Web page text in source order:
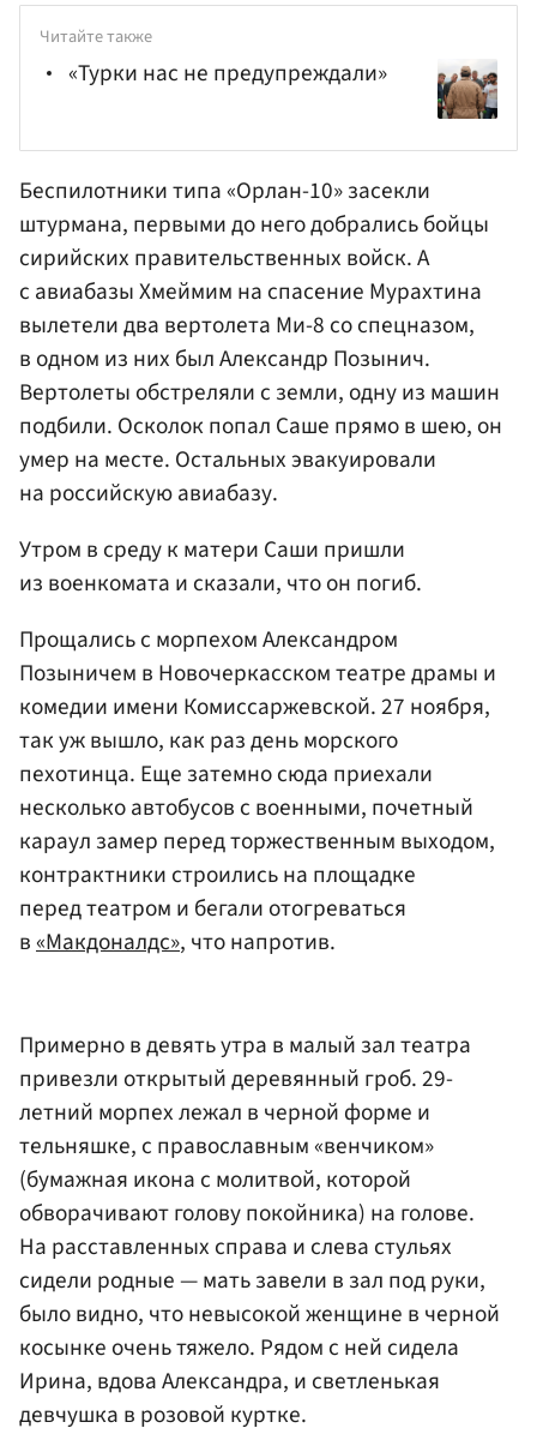
Читайте также
«Турки нас не предупреждали»
Беспилотники типа «Орлан-10» засекли
штурмана, первыми до него добрались бойцы
сирийских правительственных войск. А
с авиабазы Хмеймим на спасение Мурахтина
вылетели два вертолета Ми-8 со спецназом,
в одном из них был Александр Позынич.
Вертолеты обстреляли с земли, одну из машин
подбили. Осколок попал Саше прямо в шею, он
умер на месте. Остальных эвакуировали
на российскую авиабазу.
Утром в среду к матери Саши пришли
из военкомата и сказали, что он погиб.
Прощались с морпехом Александром
Позыничем в Новочеркасском театре драмы и
комедии имени Комиссаржевской. 27 ноября,
так уж вышло, как раз день морского
пехотинца. Еще затемно сюда приехали
несколько автобусов с военными, почетный
караул замер перед торжественным выходом,
контрактники строились на площадке
перед театром и бегали отогреваться
в«Макдоналдс», что напротив.
Примерно в девять утра в малый зал театра
привезли открытый деревянный гроб. 29-
летний морпех лежал в черной форме и
тельняшке, с православным «венчиком»
(бумажная икона с молитвой, которой
обворачивают голову покойника) на голове.
На расставленных справа и слева стульях
сидели родные — мать завели в зал под руки,
было видно, что невысокой женщине в черной
косынке очень тяжело. Рядом с ней сидела
Ирина, вдова Александра, и светленькая
девчушка в розовой куртке.